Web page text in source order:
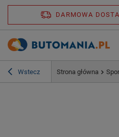
DARMOWA
Wstecz Strona główna